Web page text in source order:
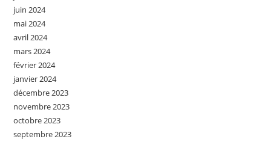
juin 2024
mai 2024
avril 2024
mars 2024
février 2024
janvier 2024
décembre 2023
novembre 2023
octobre 2023
septembre 2023